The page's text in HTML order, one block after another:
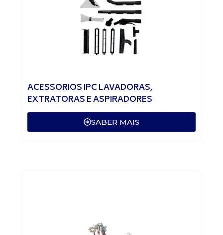
ACESSORIOS IPC LAVADORAS,
EXTRATORAS E ASPIRADORES
SABER MAIS